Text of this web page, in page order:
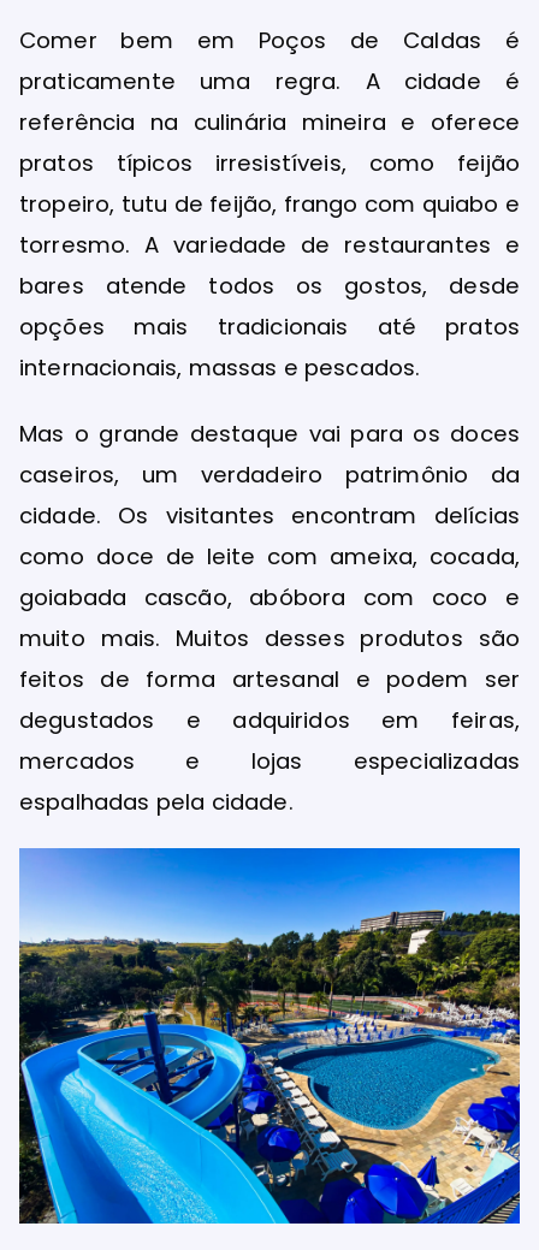
Comer bem em Poços de Caldas é
praticamente uma regra. A cidade é
referência na culinária mineira e oferece
pratos típicos irresistíveis, como feijão
tropeiro, tutu de feijão, frango com quiabo e
torresmo. A variedade de restaurantes e
bares atende todos os gostos, desde
opções mais tradicionais até pratos
internacionais, massas e pescados.
Mas o grande destaque vai para os doces
caseiros, um verdadeiro patrimônio da
cidade. Os visitantes encontram delícias
como doce de leite com ameixa, cocada,
goiabada cascão, abóbora com coco e
muito mais. Muitos desses produtos são
feitos de forma artesanal e podem ser
degustados e adquiridos em feiras,
mercados e lojas especializadas
espalhadas pela cidade.